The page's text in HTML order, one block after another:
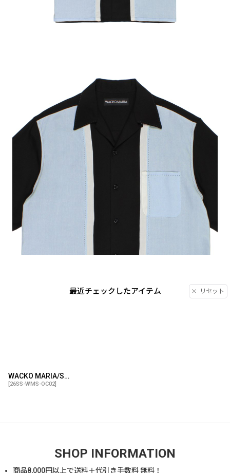
最近チェックしたアイテム リセット
WACKO MARIA/SWITCHING 50'S OPEN COLLAR SHIRT（LIGHT BLUE）［スイッチング50'Sオープンカラーシャツ-26春夏］
[26SS-WMS-OC02]
SHOP INFORMATION
商品8,000円以上で送料＋代引き手数料 無料！